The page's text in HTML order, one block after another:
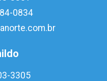
0834
3305